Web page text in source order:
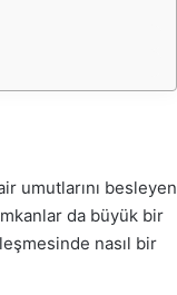
umutlarını besleyen
da büyük bir
nasıl bir